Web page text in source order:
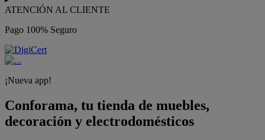
ATENCIÓN AL CLIENTE
Pago 100% Seguro
¡Nueva app!
Conforama, tu tienda de muebles,
decoración y electrodomésticos